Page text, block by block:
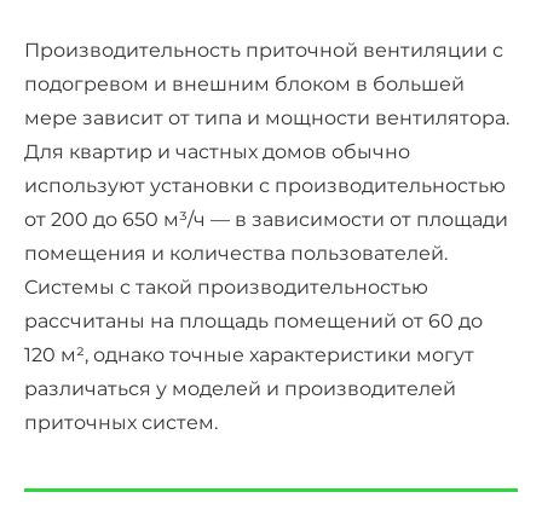
Производительность приточной вентиляции с
подогревом и внешним блоком в большей
мере зависит от типа и мощности вентилятора.
Для квартир и частных домов обычно
используют установки с производительностью
от 200 до 650 м³/ч — в зависимости от площади
помещения и количества пользователей.
Системы с такой производительностью
рассчитаны на площадь помещений от 60 до
120 м², однако точные характеристики могут
различаться у моделей и производителей
приточных систем.